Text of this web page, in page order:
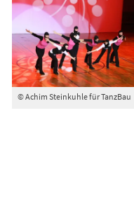
© Achim Steinkuhle für TanzBau